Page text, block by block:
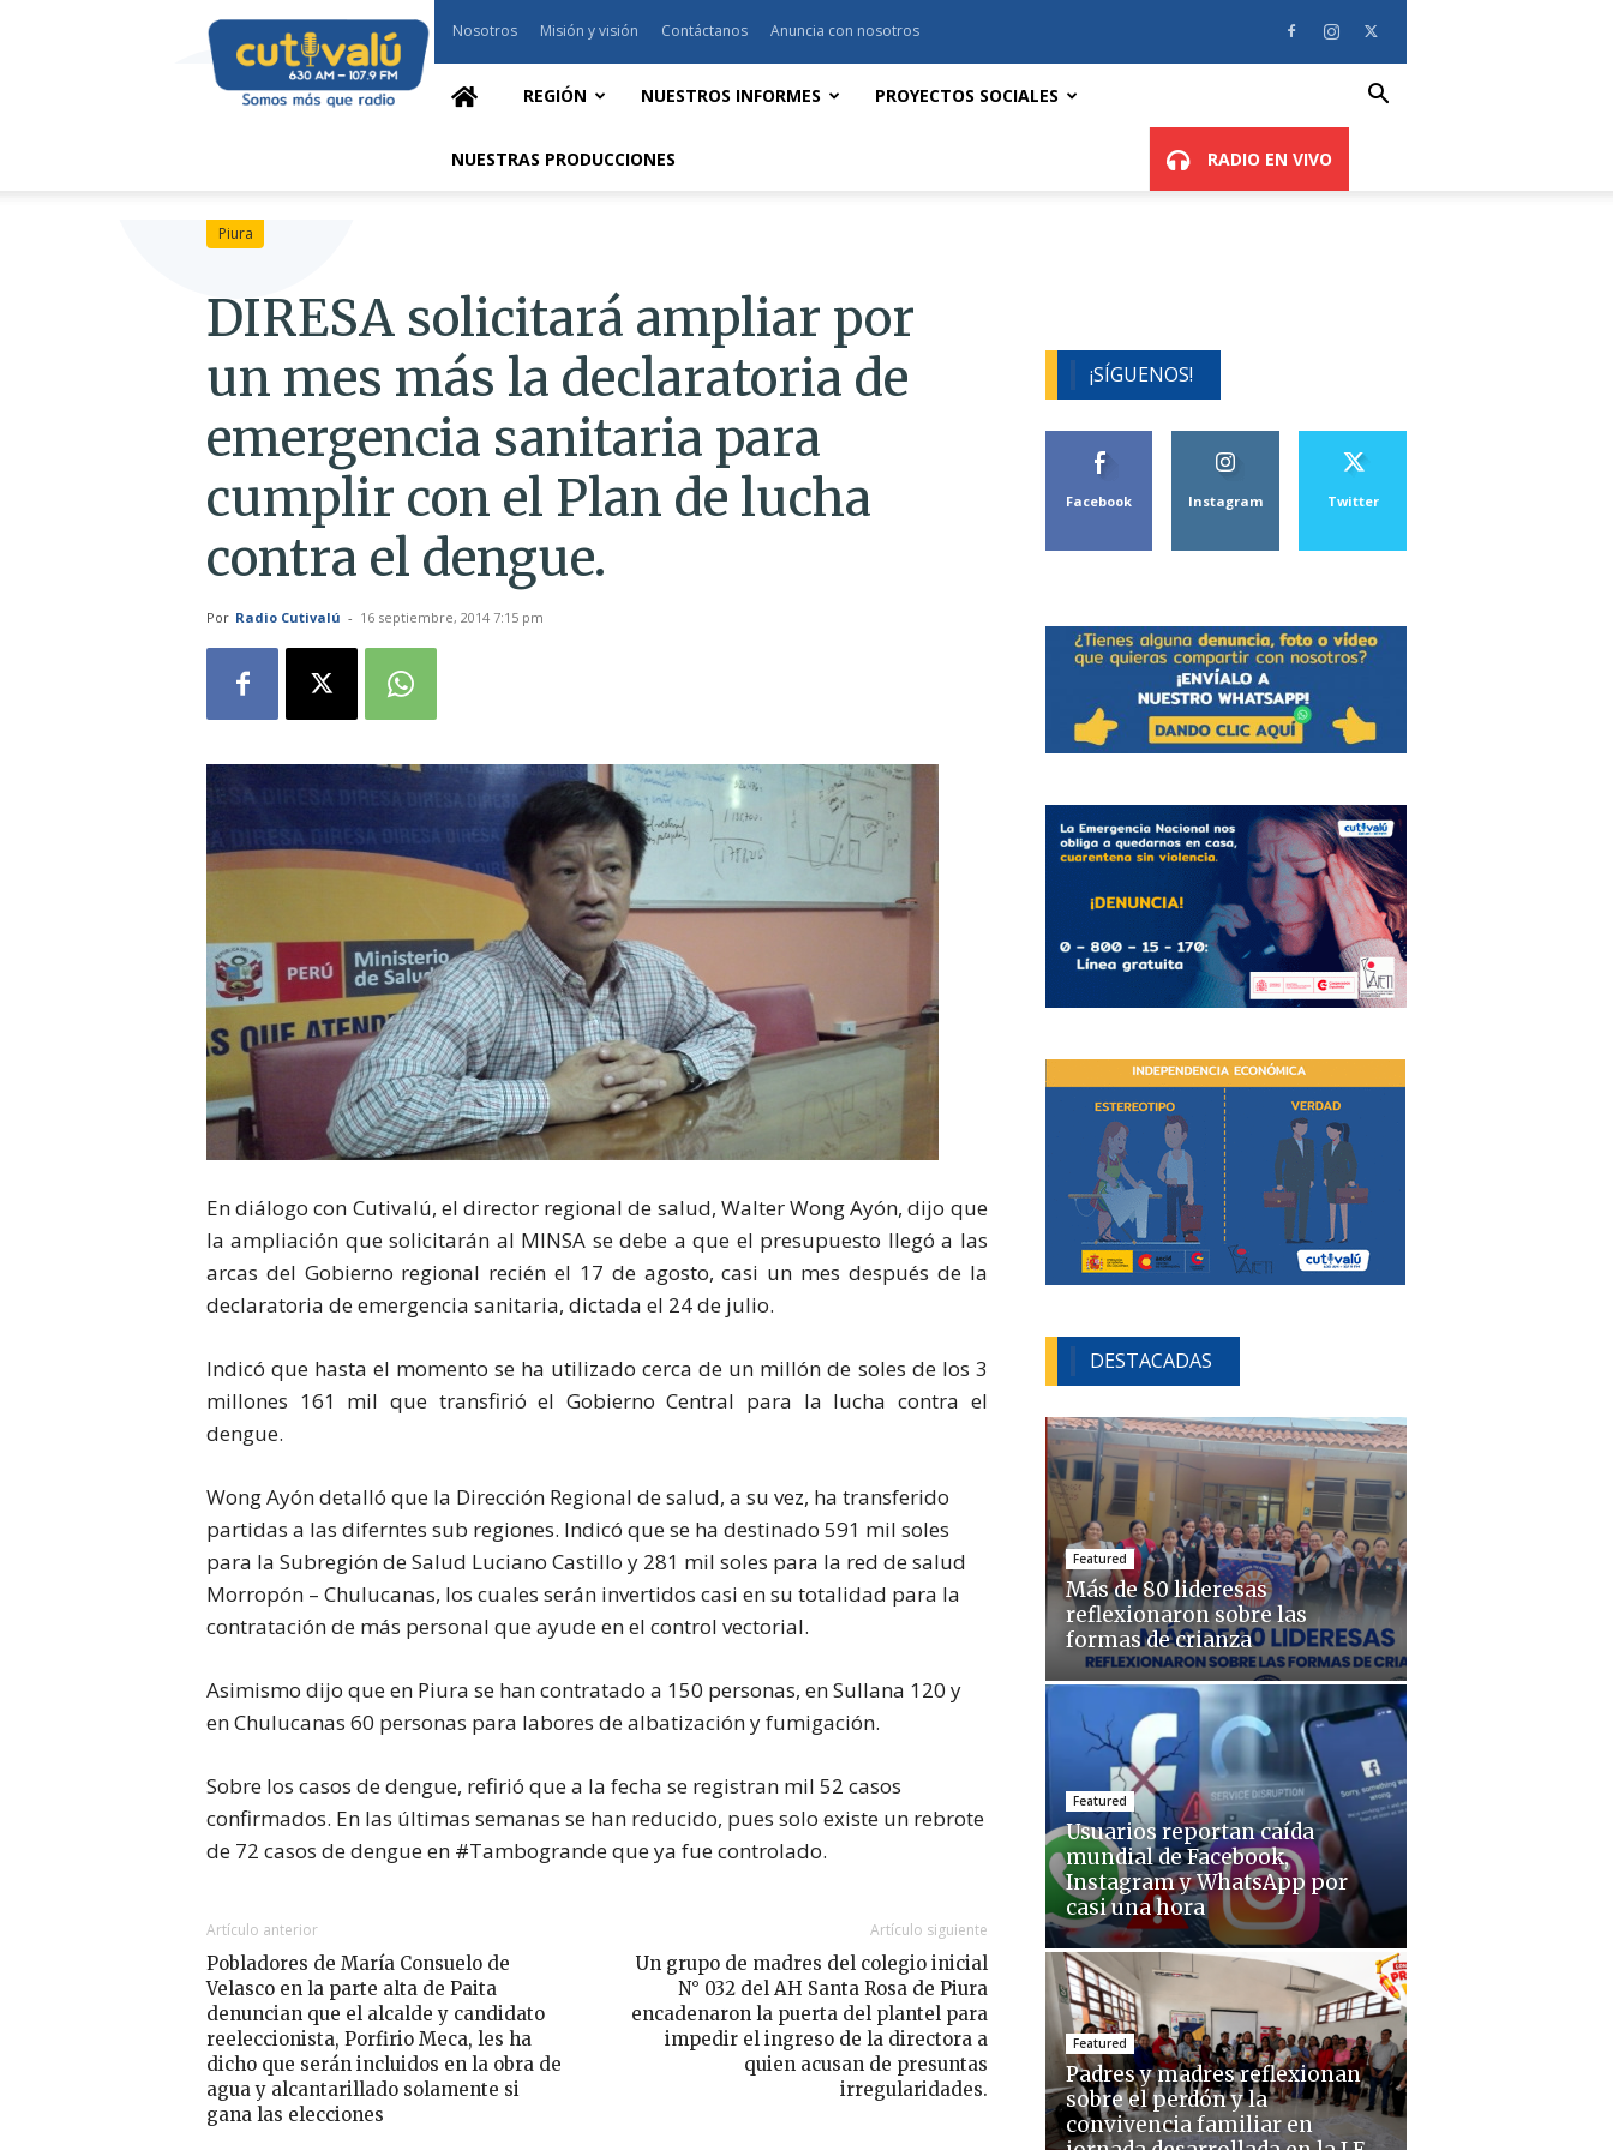
Cutivalú
Piura
Nosotros Misión y visión Contáctanos Anuncia con nosotros
REGIÓN NUESTROS INFORMES PROYECTOS SOCIALES
NUESTRAS PRODUCCIONES RADIO EN VIVO
Piura
DIRESA solicitará ampliar por
un mes más la declaratoria de
emergencia sanitaria para
cumplir con el Plan de lucha
contra el dengue.
Por Radio Cutivalú - 16 septiembre, 2014 7:15 pm
En diálogo con Cutivalú, el director regional de salud, Walter Wong Ayón, dijo que
la ampliación que solicitarán al MINSA se debe a que el presupuesto llegó a las
arcas del Gobierno regional recién el 17 de agosto, casi un mes después de la
declaratoria de emergencia sanitaria, dictada el 24 de julio.
Indicó que hasta el momento se ha utilizado cerca de un millón de soles de los 3
millones 161 mil que transfirió el Gobierno Central para la lucha contra el
dengue.
Wong Ayón detalló que la Dirección Regional de salud, a su vez, ha transferido
partidas a las diferntes sub regiones. Indicó que se ha destinado 591 mil soles
para la Subregión de Salud Luciano Castillo y 281 mil soles para la red de salud
Morropón – Chulucanas, los cuales serán invertidos casi en su totalidad para la
contratación de más personal que ayude en el control vectorial.
Asimismo dijo que en Piura se han contratado a 150 personas, en Sullana 120 y
en Chulucanas 60 personas para labores de albatización y fumigación.
Sobre los casos de dengue, refirió que a la fecha se registran mil 52 casos
confirmados. En las últimas semanas se han reducido, pues solo existe un rebrote
de 72 casos de dengue en #Tambogrande que ya fue controlado.
Artículo anterior
Pobladores de María Consuelo de
Velasco en la parte alta de Paita
denuncian que el alcalde y candidato
reeleccionista, Porfirio Meca, les ha
dicho que serán incluidos en la obra de
agua y alcantarillado solamente si
gana las elecciones
Artículo siguiente
Un grupo de madres del colegio inicial
N° 032 del AH Santa Rosa de Piura
encadenaron la puerta del plantel para
impedir el ingreso de la directora a
quien acusan de presuntas
irregularidades.
¡SÍGUENOS!
DESTACADAS
Featured
Más de 80 lideresas
reflexionaron sobre las
formas de crianza
Featured
Usuarios reportan caída
mundial de Facebook,
Instagram y WhatsApp por
casi una hora
Featured
Padres y madres reflexionan
sobre el perdón y la
convivencia familiar en